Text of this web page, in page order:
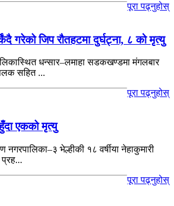
पूरा पढ्नुहोस्
गरेको जिप रौतहटमा दुर्घट्ना, ८ को मृत्यु
धन्सार–लमाहा सडकखण्डमा मंगलबार
सहित ...
पूरा पढ्नुहोस्
एकको मृत्यु
नगरपालिका–३ भेल्हीकी १८ वर्षीया नेहाकुमारी
प्रह...
पूरा पढ्नुहोस्